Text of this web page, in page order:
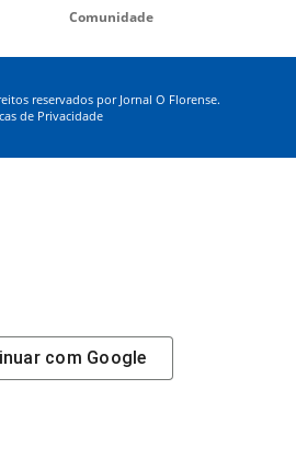
Comunidade
reservados por Jornal O Florense.
de Privacidade
com Google